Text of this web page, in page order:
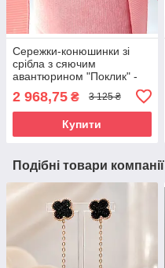
Сережки-конюшинки зі
срібла з сяючим
авантюрином "Поклик" -
англійська застібка, 14 мм
2 968,75 ₴ 3 125 ₴
Купити
Подібні товари компанії